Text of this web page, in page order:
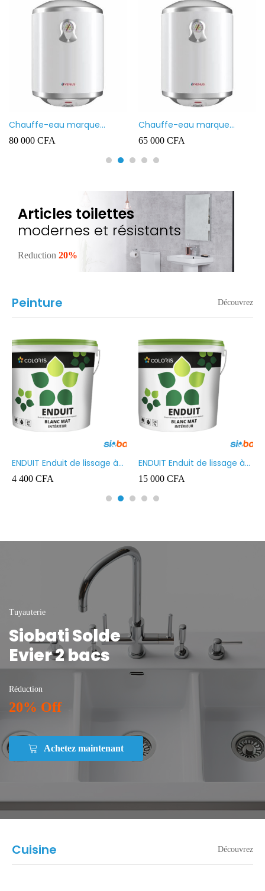
Chauffe-eau marque
VENUS 80L
80 000 CFA
Chauffe-eau marque
VENUS 50L
65 000 CFA
Articles toilettes
modernes et résistants
Reduction 20%
Peinture Découvrez
ENDUIT Enduit de lissage à
base d’émulsion en phase
aqueuse 5kg
4 400 CFA
ENDUIT Enduit de lissage à
base d’émulsion en phase
aqueuse 20kg
15 000 CFA
Tuyauterie
Siobati Solde
Evier 2 bacs
Réduction
20% Off
Achetez maintenant
Cuisine Découvrez